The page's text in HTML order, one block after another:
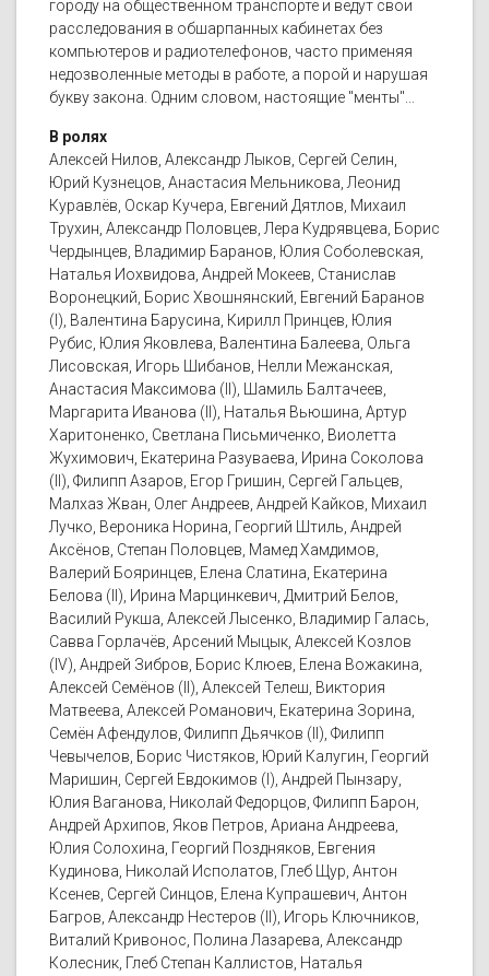
городу на общественном транспорте и ведут свои
расследования в обшарпанных кабинетах без
компьютеров и радиотелефонов, часто применяя
недозволенные методы в работе, а порой и нарушая
букву закона. Одним словом, настоящие "менты"...
В ролях
Алексей Нилов, Александр Лыков, Сергей Селин,
Юрий Кузнецов, Анастасия Мельникова, Леонид
Куравлёв, Оскар Кучера, Евгений Дятлов, Михаил
Трухин, Александр Половцев, Лера Кудрявцева, Борис
Чердынцев, Владимир Баранов, Юлия Соболевская,
Наталья Иохвидова, Андрей Мокеев, Станислав
Воронецкий, Борис Хвошнянский, Евгений Баранов
(I), Валентина Барусина, Кирилл Принцев, Юлия
Рубис, Юлия Яковлева, Валентина Балеева, Ольга
Лисовская, Игорь Шибанов, Нелли Межанская,
Анастасия Максимова (II), Шамиль Балтачеев,
Маргарита Иванова (II), Наталья Вьюшина, Артур
Харитоненко, Светлана Письмиченко, Виолетта
Жухимович, Екатерина Разуваева, Ирина Соколова
(II), Филипп Азаров, Егор Гришин, Сергей Гальцев,
Малхаз Жван, Олег Андреев, Андрей Кайков, Михаил
Лучко, Вероника Норина, Георгий Штиль, Андрей
Аксёнов, Степан Половцев, Мамед Хамдимов,
Валерий Бояринцев, Елена Слатина, Екатерина
Белова (II), Ирина Марцинкевич, Дмитрий Белов,
Василий Рукша, Алексей Лысенко, Владимир Галась,
Савва Горлачёв, Арсений Мыцык, Алексей Козлов
(IV), Андрей Зибров, Борис Клюев, Елена Вожакина,
Алексей Семёнов (II), Алексей Телеш, Виктория
Матвеева, Алексей Романович, Екатерина Зорина,
Семён Афендулов, Филипп Дьячков (II), Филипп
Чевычелов, Борис Чистяков, Юрий Калугин, Георгий
Маришин, Сергей Евдокимов (I), Андрей Пынзару,
Юлия Ваганова, Николай Федорцов, Филипп Барон,
Андрей Архипов, Яков Петров, Ариана Андреева,
Юлия Солохина, Георгий Поздняков, Евгения
Кудинова, Николай Исполатов, Глеб Щур, Антон
Ксенев, Сергей Синцов, Елена Купрашевич, Антон
Багров, Александр Нестеров (II), Игорь Ключников,
Виталий Кривонос, Полина Лазарева, Александр
Колесник, Глеб Степан Каллистов, Наталья